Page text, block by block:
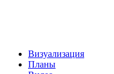
Визуализация
Планы